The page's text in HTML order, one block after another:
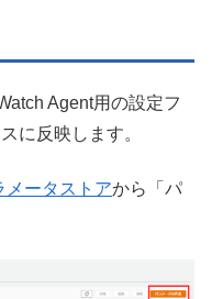
Agent用の設定フ
に反映します。
メータストアから「パ